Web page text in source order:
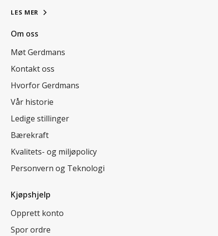
LES MER
Om oss
Møt Gerdmans
Kontakt oss
Hvorfor Gerdmans
Vår historie
Ledige stillinger
Bærekraft
Kvalitets- og miljøpolicy
Personvern og Teknologi
Kjøpshjelp
Opprett konto
Spor ordre